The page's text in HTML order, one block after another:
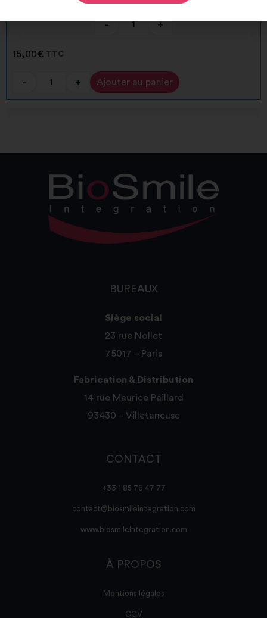
- +
15,00€ TTC
- + Ajouter au panier
Alternative:
BUREAUX
Siège social
23 rue Nollet
75017 – Paris
Fabrication & Distribution
14 rue Maurice Paillard
93430 – Villetaneuse
CONTACT
+33 1 85 76 47 77
contact@biosmileintegration.com
www.biosmileintegration.com
À PROPOS
Mentions légales
CGV